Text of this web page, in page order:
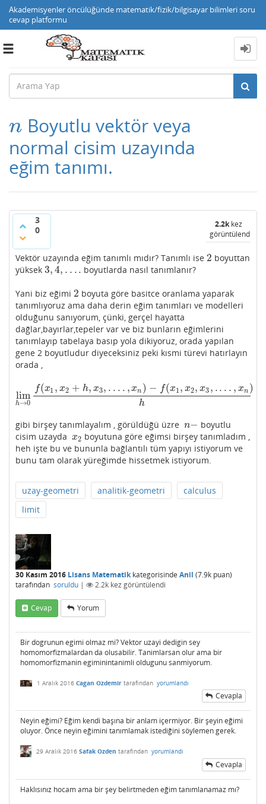
Akademisyenler öncülüğünde matematik/fizik/bilgisayar bilimleri soru
cevap platformu
Toggle
n
n Boyutlu vektör veya
normal cisim uzayında
eğim tanımı.
3
0
2.2kkez
görüntülendi
Vektör uzayında eğim tanımlı mıdır? Tanımlı ise 2
2 boyuttan
yüksek 3,4, . . ..
3,4,.. . boyutlarda nasıl tanımlanır?
Yani biz eğimi 2
2 boyuta göre basitce oranlama yaparak
tanımlıyoruz ama daha derin eğim tanımları ve modelleri
olduğunu sanıyorum, çünki, gerçel hayatta
dağlar,bayırlar,tepeler var ve biz bunların eğimlerini
tanımlayıp tabelaya basıp yola dikiyoruz, orada yapılan
gene 2 boyutludur diyeceksiniz peki kısmi türevi hatırlayın
orada ,
lim
h→0
f(x1 , x2 + h, x3, . . . . , xn ) − f(x1 , x2, x3 , .. . . , xn )
h
limh →0f(x1,x2+h,x3,....,xn)−f(x1,x2,x3,....,xn)h
gibi birşey tanımlayalım , görüldüğü üzre n−
n−
boyutlu
cisim uzayda x2
x2 boyutuna göre eğimsi birşey tanımladım ,
heh işte bu ve bununla bağlantılı tüm yapıyı istiyorum ve
bunu tam olarak yüreğimde hissetmek istiyorum.
uzay-geometri analitik-geometri
calculus
limit
30 Kasım 2016 Lisans Matematikkategorisinde Anil (7.9k puan)
tarafından soruldu | 2.2k kez görüntülendi
Cevap Yorum
Bir dogrunun egimi olmaz mi? Vektor uzayi dedigin sey
homomorfizmalardan da olusabilir. Tanimlarsan olur ama bir
homomorfizmanin egiminintanimli oldugunu sanmiyorum.
1 Aralık 2016 Cagan Ozdemir tarafından yorumlandı
Cevapla
Neyin eğimi? Eğim kendi başına bir anlam içermiyor. Bir şeyin eğimi
oluyor. Önce neyin eğimini tanımlamak istediğini söylemen gerek.
29 Aralık 2016 Safak Ozden tarafından yorumlandı
Cevapla
Haklısınız hocam ama bir şey belirtmeden eğim tanımlanamaz mı?